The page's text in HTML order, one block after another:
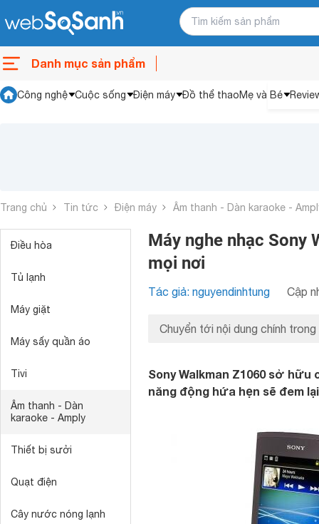
Danh mục sản phẩm
Công nghệ Cuộc sống Điện máy Đồ thể thaoMẹ và Bé
Trang chủ Tin tức Điện máy Âm thanh - Dàn karaoke -
Điều hòa
Tủ lạnh
Máy giặt
Máy sấy quần áo
Tivi
Âm thanh - Dàn
karaoke - Amply
Thiết bị sưởi
Quạt điện
Cây nước nóng lạnh
Máy nghe nhạc Sony
mọi nơi
Tác giả: nguyendinhtung Cập
Chuyển tới nội dung chính trong
Sony Walkman Z1060 sở
năng động hứa hẹn sẽ đem